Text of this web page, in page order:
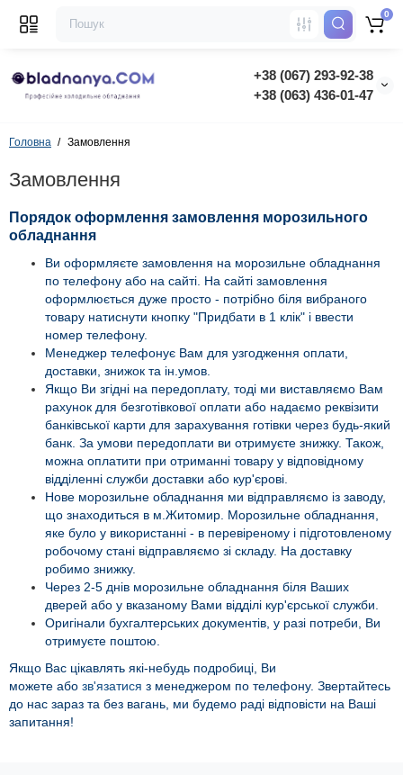
+38 (067) 293-92-38
+38 (063) 436-01-47
0
Головна Замовлення
Замовлення
Порядок оформлення замовлення морозильного
обладнання
Ви оформляєте замовлення на морозильне обладнання
по телефону або на сайті. На сайті замовлення
оформлюється дуже просто - потрібно біля вибраного
товару натиснути кнопку "Придбати в 1 клік" і ввести
номер телефону.
Менеджер телефонує Вам для узгодження оплати,
доставки, знижок та ін.умов.
Якщо Ви згідні на передоплату, тоді ми виставляємо Вам
рахунок для безготівкової оплати або надаємо реквізити
банківської карти для зарахування готівки через будь-який
банк. За умови передоплати ви отримуєте знижку. Також,
можна оплатити при отриманні товару у відповідному
відділенні служби доставки або кур'єрові.
Нове морозильне обладнання ми відправляємо із заводу,
що знаходиться в м.Житомир. Морозильне обладнання,
яке було у використанні - в перевіреному і підготовленому
робочому стані відправляємо зі складу. На доставку
робимо знижку.
Через 2-5 днів морозильне обладнання біля Ваших
дверей або у вказаному Вами відділі кур'єрської служби.
Оригінали бухгалтерських документів, у разі потреби, Ви
отримуєте поштою.
Якщо Вас цікавлять які-небудь подробиці, Ви
можете або зв'язатися з менеджером по телефону. Звертайтесь
до нас зараз та без вагань, ми будемо раді відповісти на Ваші
запитання!